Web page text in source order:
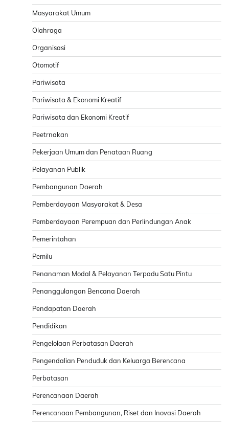
Masyarakat Umum
Olahraga
Organisasi
Otomotif
Pariwisata
Pariwisata & Ekonomi Kreatif
Pariwisata dan Ekonomi Kreatif
Peetrnakan
Pekerjaan Umum dan Penataan Ruang
Pelayanan Publik
Pembangunan Daerah
Pemberdayaan Masyarakat & Desa
Pemberdayaan Perempuan dan Perlindungan Anak
Pemerintahan
Pemilu
Penanaman Modal & Pelayanan Terpadu Satu Pintu
Penanggulangan Bencana Daerah
Pendapatan Daerah
Pendidikan
Pengelolaan Perbatasan Daerah
Pengendalian Penduduk dan Keluarga Berencana
Perbatasan
Perencanaan Daerah
Perencanaan Pembangunan, Riset dan Inovasi Daerah